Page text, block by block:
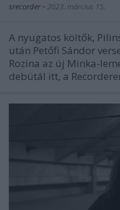
srecorder • 2023. március 15.
A nyugatos költők,
után Petőfi Sándor
Rozina az új Minka-
debütál itt, a